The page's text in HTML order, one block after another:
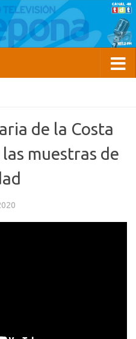
de la Costa
muestras de